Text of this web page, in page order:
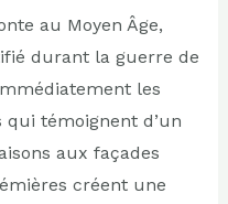
au Moyen Âge,
durant la guerre de
les
témoignent d’un
aux façades
créent une